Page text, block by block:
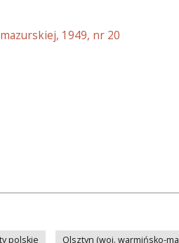
1949, nr 20
polskie Olsztyn (woj. warmińsko-